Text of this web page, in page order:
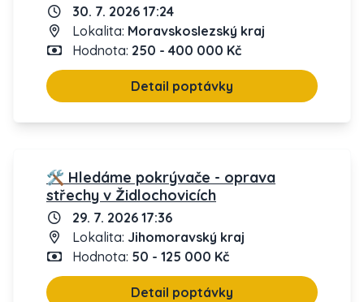
30. 7. 2026 17:24
Lokalita: Moravskoslezský kraj
Hodnota: 250 - 400 000 Kč
Detail poptávky
🛠️ Hledáme pokrývače - oprava
střechy v Židlochovicích
29. 7. 2026 17:36
Lokalita: Jihomoravský kraj
Hodnota: 50 - 125 000 Kč
Detail poptávky